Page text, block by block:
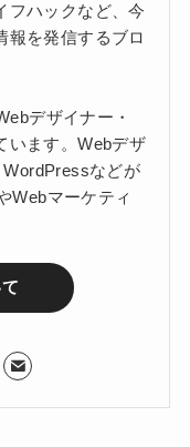
フハックなど、今
報を発信するブロ
デザイナー・
います。Webデザ
などが
Webマーケティ